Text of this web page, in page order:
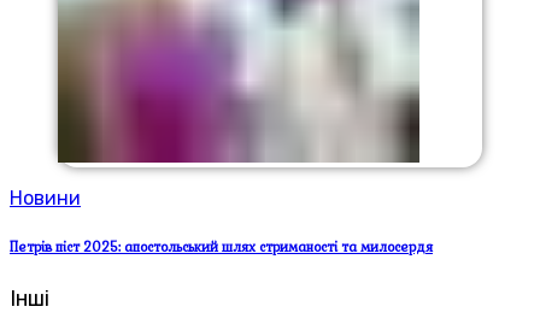
Новини
Петрів піст 2025: апостольський шлях стриманості та милосердя
Інші